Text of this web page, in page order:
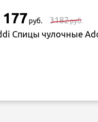
177 руб. 3182руб.